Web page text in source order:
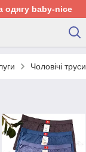
одягу baby-nice
Чоловічі труси